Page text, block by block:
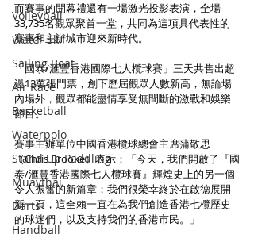
Volleyball
Water Ski
Sailing Boat
Air Race
Basketball
Waterpolo
Stand Up Paddling
Muaythai
Darts
Handball
而賽事的開幕禮還有一場激光投影表演，全場
33,735名觀眾聚首一堂，共同為這項具代表性的
賽事和主辦城市迎來新時代。
「國泰/滙豐香港國際七人欖球賽」三天共售出超
過13萬張門票，創下歷屆觀眾人數新高，無論場
內場外，觀眾都能盡情享受無間斷的激戰和娛樂
節目。
賽事主辦單位中國香港欖球總會主席蒲敬思
（Chris Brooke）表示：「今天，我們開啟了『國
泰/滙豐香港國際七人欖球賽』輝煌史上的另一個
令人振奮的新篇章；我們很榮幸終於在啟德展開
新一頁，這全賴一直在為我們創造香港七欖歷史
的球迷們，以及支持我們的香港市民。」